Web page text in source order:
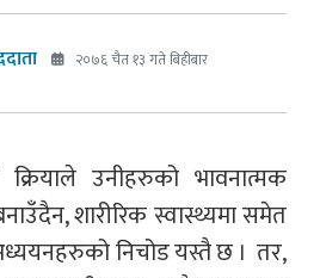
२०७६ चैत १३ गते बिहीबार
उनीहरुको भावनात्मक
शारीरिक स्वास्थ्यमा समेत
अध्ययनहरुको निचोड यस्तै छ । तर,